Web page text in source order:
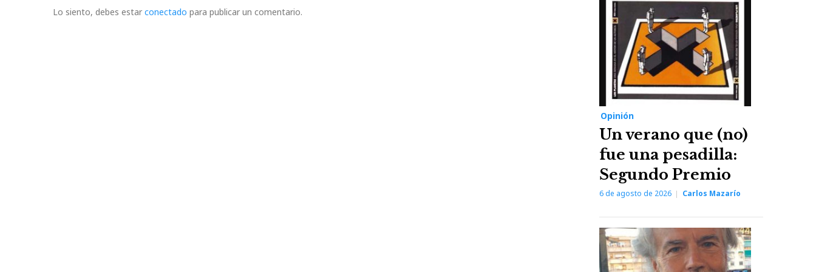
Lo siento, debes estar conectado para publicar un comentario.
Opinión
Un verano que (no)
fue una pesadilla:
Segundo Premio
6 de agosto de 2026 Carlos Mazarío